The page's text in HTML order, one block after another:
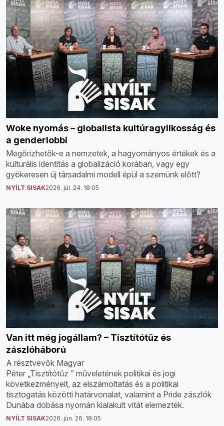
Woke nyomás – globalista kultúragyilkosság és
a genderlobbi
Megőrizhetők-e a nemzetek, a hagyományos értékek és a
kulturális identitás a globalizáció korában, vagy egy
gyökeresen új társadalmi modell épül a szemünk előtt?
NYÍLT SISAK2026. júl. 24. 18:05
Van itt még jogállam? – Tisztítótűz és
zászlóháború
A résztvevők Magyar
Péter „Tisztítótűz ” műveletének politikai és jogi
következményeit, az elszámoltatás és a politikai
tisztogatás közötti határvonalat, valamint a Pride zászlók
Dunába dobása nyomán kialakult vitát elemezték.
NYÍLT SISAK2026. jún. 26. 18:05